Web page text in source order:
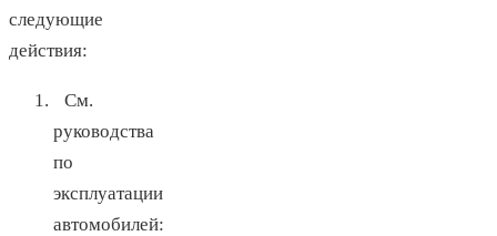
следующие
действия:
См.
руководства
по
эксплуатации
автомобилей: